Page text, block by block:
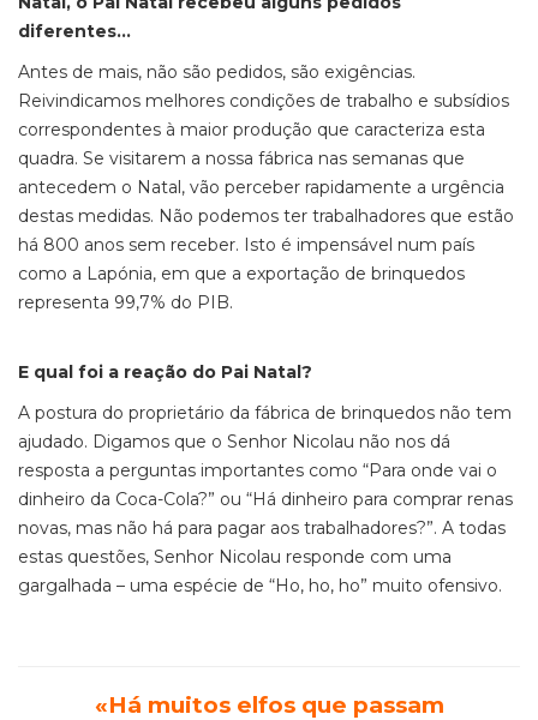
diferentes…
Antes de mais, não são pedidos, são exigências.
Reivindicamos melhores condições de trabalho e subsídios
correspondentes à maior produção que caracteriza esta
quadra. Se visitarem a nossa fábrica nas semanas que
antecedem o Natal, vão perceber rapidamente a urgência
destas medidas. Não podemos ter trabalhadores que estão
há 800 anos sem receber. Isto é impensável num país
como a Lapónia, em que a exportação de brinquedos
representa 99,7% do PIB.
E qual foi a reação do Pai Natal?
A postura do proprietário da fábrica de brinquedos não tem
ajudado. Digamos que o Senhor Nicolau não nos dá
resposta a perguntas importantes como “Para onde vai o
dinheiro da Coca-Cola?” ou “Há dinheiro para comprar renas
novas, mas não há para pagar aos trabalhadores?”. A todas
estas questões, Senhor Nicolau responde com uma
gargalhada – uma espécie de “Ho, ho, ho” muito ofensivo.
«Há muitos elfos que passam